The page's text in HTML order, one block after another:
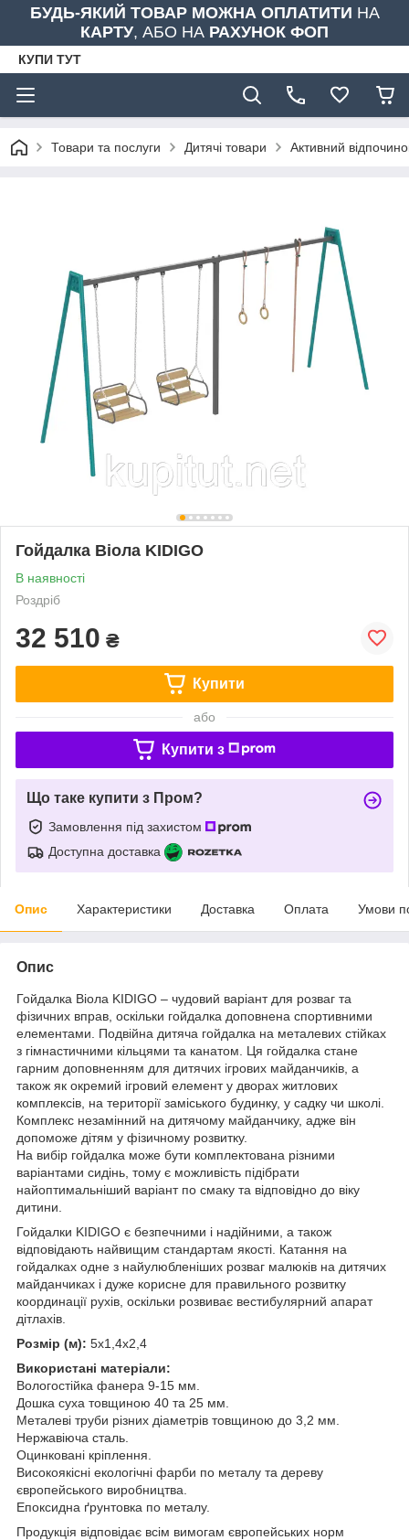
БУДЬ-ЯКИЙ ТОВАР МОЖНА ОПЛАТИТИ НА
КАРТУ, АБО НА РАХУНОК ФОП
КУПИ ТУТ
Товари та послуги Дитячі товари Активний
Гойдалка Віола KIDIGO
В наявності
Роздріб
32 510 ₴
Купити
або
Купити з
Що таке купити з Пром?
Замовлення під захистом
Доступна доставка
Опис Характеристики Доставка Оплата Умови
Опис
Гойдалка Віола KIDIGO – чудовий варіант для розваг та
фізичних вправ, оскільки гойдалка доповнена спортивними
елементами. Подвійна дитяча гойдалка на металевих стійках
з гімнастичними кільцями та канатом. Ця гойдалка стане
гарним доповненням для дитячих ігрових майданчиків, а
також як окремий ігровий елемент у дворах житлових
комплексів, на території заміського будинку, у садку чи школі.
Комплекс незамінний на дитячому майданчику, адже він
допоможе дітям у фізичному розвитку.
На вибір гойдалка може бути комплектована різними
варіантами сидінь, тому є можливість підібрати
найоптимальніший варіант по смаку та відповідно до віку
дитини.
Гойдалки KIDIGO є безпечними і надійними, а також
відповідають найвищим стандартам якості. Катання на
гойдалках одне з найулюбленіших розваг малюків на дитячих
майданчиках і дуже корисне для правильного розвитку
координації рухів, оскільки розвиває вестибулярний апарат
дітлахів.
Розмір (м): 5х1,4х2,4
Використані матеріали:
Вологостійка фанера 9-15 мм.
Дошка суха товщиною 40 та 25 мм.
Металеві труби різних діаметрів товщиною до 3,2 мм.
Нержавіюча сталь.
Оцинковані кріплення.
Високоякісні екологічні фарби по металу та дереву
європейського виробництва.
Епоксидна ґрунтовка по металу.
Продукція відповідає всім вимогам європейських норм